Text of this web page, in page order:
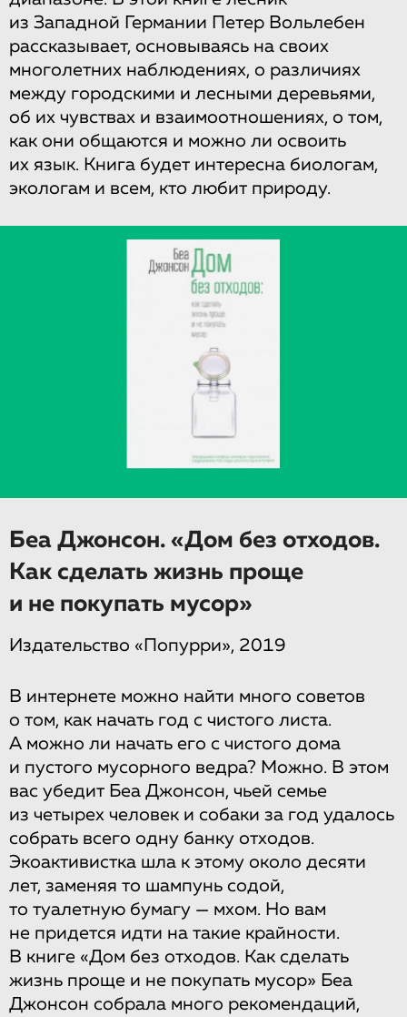
из Западной Германии Петер Вольлебен
рассказывает, основываясь на своих
многолетних наблюдениях, о различиях
между городскими и лесными деревьями,
об их чувствах и взаимоотношениях, о том,
как они общаются и можно ли освоить
их язык. Книга будет интересна биологам,
экологам и всем, кто любит природу.
Беа Джонсон. «Дом без отходов.
Как сделать жизнь проще
и не покупать мусор»
Издательство «Попурри», 2019
В интернете можно найти много советов
о том, как начать год с чистого листа.
А можно ли начать его с чистого дома
и пустого мусорного ведра? Можно. В этом
вас убедит Беа Джонсон, чьей семье
из четырех человек и собаки за год удалось
собрать всего одну банку отходов.
Экоактивистка шла к этому около десяти
лет, заменяя то шампунь содой,
то туалетную бумагу — мхом. Но вам
не придется идти на такие крайности.
В книге «Дом без отходов. Как сделать
жизнь проще и не покупать мусор» Беа
Джонсон собрала много рекомендаций,